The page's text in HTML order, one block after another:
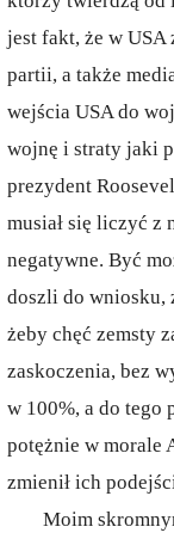
jest fakt, że w
partii, a także
wejścia USA do
wojnę i straty jaki
prezydent
musiał się liczyć z
negatywne. Być
doszli do wniosku,
żeby chęć zemsty
zaskoczenia, bez
w 100%, a do tego
potężnie w morale
zmienił ich
Moim